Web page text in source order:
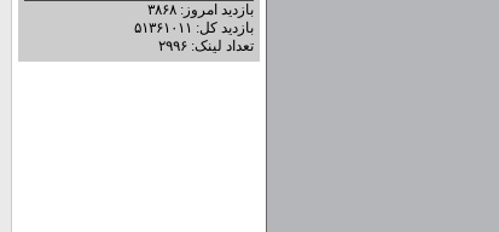
بازدید امروز: ۳۸۶۸
بازدید کل: ۵۱۳۶۱۰۱۱
تعداد لینک: ۲۹۹۶